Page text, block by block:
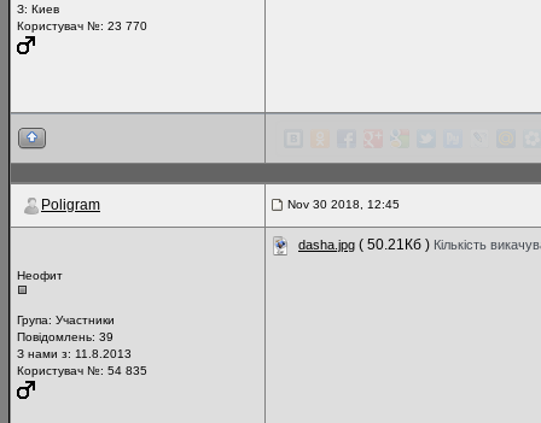
З: Киев
Користувач №: 23 770
Poligram Nov 30 2018, 12:45
Неофит
Група: Участники
Повідомлень: 39
З нами з: 11.8.2013
Користувач №: 54 835
dasha.jpg ( 50.21Кб ) Кількість